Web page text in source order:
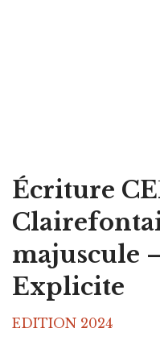
Écriture
majuscule
Explicite
EDITION 2024